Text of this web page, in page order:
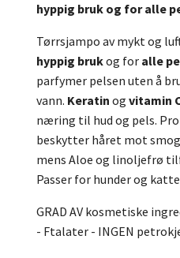
hyppig bruk og for alle
Tørrsjampo av mykt og
hyppig brukog for alle
parfymer pelsen uten å
vann. Keratin og vitamin
næring til hud og pels.
beskytter håret mot
mens Aloe og linoljefrø
Passer for hunder og
GRAD AV kosmetiske
- Ftalater - INGEN